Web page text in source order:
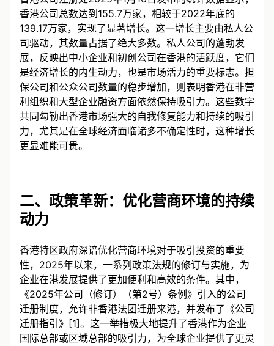
香港公司注册处2025年1月16日发布的统计数据显示，
香港公司总数达到155.7万家，相较于2022年底的
139.17万家，实现了显著增长。这一增长主要由私人公
司驱动，其数量占据了绝大多数。私人公司的蓬勃发
展，反映出中小企业和初创公司在香港的活跃度，它们
是经济增长的内生动力，也是市场活力的重要标志。担
保公司和公众公司数量的稳步增加，则表明香港在非营
利组织和大型企业融资方面依然保持吸引力。这些数字
共同勾勒出香港市场强大的自我修复能力和持续的吸引
力，尤其是在全球经济面临诸多不确定性时，这种增长
二、政策革新：优化营商环境的持续
动力
香港特区政府深谙优化营商环境对于吸引投资的重要
性，2025年以来，一系列政策法规的修订与实施，为
企业在港发展提供了更加便利和高效的条件。其中，
《2025年公司（修订）（第2号）条例》引入的公司
迁册制度，允许非香港法团迁册来港，并发布了《公司
迁册指引》[1]。这一举措极大地提升了香港作为企业